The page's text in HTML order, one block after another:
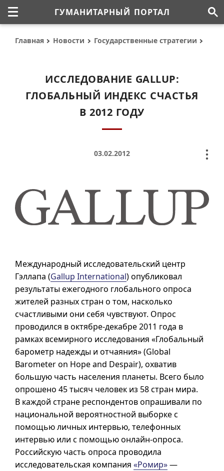
ГУМАНИТАРНЫЙ ПОРТАЛ
Главная Новости Государственные стратегии
ИССЛЕДОВАНИЕ GALLUP:
ГЛОБАЛЬНЫЙ ИНДЕКС СЧАСТЬЯ
В 2012 ГОДУ
03.02.2012
Международный исследовательский центр
Гэллапа (Gallup International) опубликовал
результаты ежегодного глобального опроса
жителей разных стран о том, насколько
счастливыми они себя чувствуют. Опрос
проводился в октябре-декабре 2011 года в
рамках всемирного исследования «Глобальный
барометр надежды и отчаяния» (Global
Barometer on Hope and Despair), охватив
большую часть населения планеты. Всего было
опрошено 45 тысяч человек из 58 стран мира.
В каждой стране респондентов опрашивали по
национальной вероятностной выборке с
помощью личных интервью, телефонных
интервью или с помощью онлайн-опроса.
Российскую часть опроса проводила
исследовательская компания «Ромир»—